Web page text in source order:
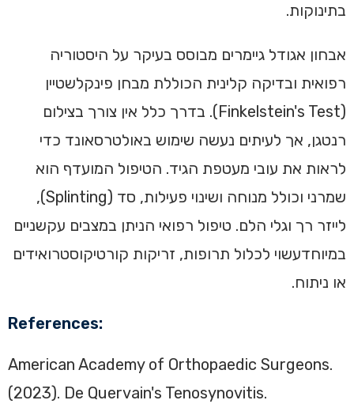
בתינוקות.
אבחון אגודל גיימרים מבוסס בעיקר על היסטוריה
רפואית ובדיקה קלינית הכוללת מבחן פינקלשטיין
(Finkelstein's Test). בדרך כלל אין צורך בצילום
רנטגן, אך לעיתים נעשה שימוש באולטרסאונד כדי
לראות את עובי מעטפת הגיד. הטיפול המועדף הוא
שמרני וכולל מנוחה ושינוי פעילות, סד (Splinting),
לייזר רך וגלי הלם. טיפול רפואי הניתן במצבים עקשניים
במיוחדעשוי לכלול תרופות, זריקות קורטיקוסטרואידים
או ניתוח.
References:
American Academy of Orthopaedic Surgeons.
(2023). De Quervain's Tenosynovitis.